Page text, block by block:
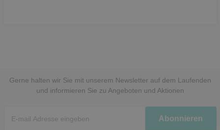
Gerne halten wir Sie mit unserem Newsletter auf dem Laufenden
und informieren Sie zu Angeboten und Aktionen
Honig
Abonnieren